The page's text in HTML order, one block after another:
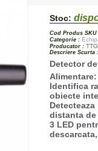
Stoc:
Cod Produs SKU
Categorie :
Producator : TTG
Descriere Scurta :
Detector
Identifica
obiecte
distanta de
3 LED